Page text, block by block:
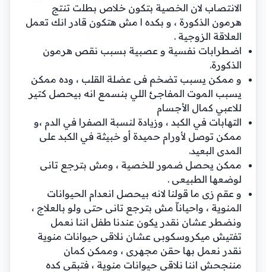
الانتصاب لان الخصية بتكون خلاص بطلت تنتج
هرمون الذكورة ، و بكده ا مش هتكون قادر انك تعمل
العلاقة الزوجية .
اضطرابات نفسية و عصبية بسبب نقص هرمون
الذكورة.
و ممكن يسبب تضخم فى عضلة القلب ، وده ممكن
يسبب الموت المفاجئ اللي بنسمع انه بيحصل كتير
للاعبي كمال الأجسام
التهابات في الكبد ، وزيادة لنسبة الصفرا في الدم ،و
ممكن توصل لأورام حميدة أو خبيثة في الكبد على
المدى البعيد.
ممكن يحصل ضمور للخصية ، ومش بترجع تانى
لوضعها الطبيعى .
و عقم زى ما قولنا لانه بيحصل انعدام الحيوانات
المنوية ، واحياناّ مش بترجع تانى حتى ولو بالعلاج ،
ونضطر عشان نقدر يكون عندنا طفل اننا نعمل
تفتيش ميكروسكوبى عشان نلاقى حيوانات منوية
نقدر نعمل بها حقن مجهرى ، وممكن كمان
مننجحش اننا نلاقى حيوانات منوية ، فتبقى كده